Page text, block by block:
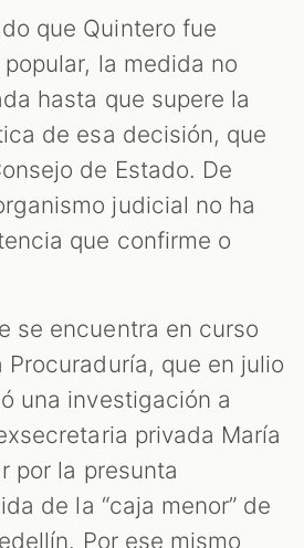
que Quintero fue
la medida no
hasta que supere la
de esa decisión, que
de Estado. De
judicial no ha
que confirme o
se encuentra en curso
Procuraduría, que en julio
una investigación a
privada María
por la presunta
de la “caja menor” de
Por ese mismo